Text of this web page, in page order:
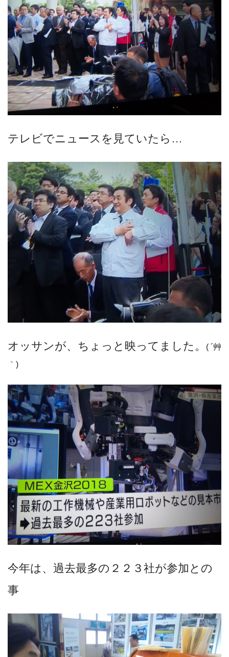
テレビでニュースを見ていたら…
オッサンが、ちょっと映ってました。
( ´艸
｀)
今年は、過去最多の２２３社が参加との
事